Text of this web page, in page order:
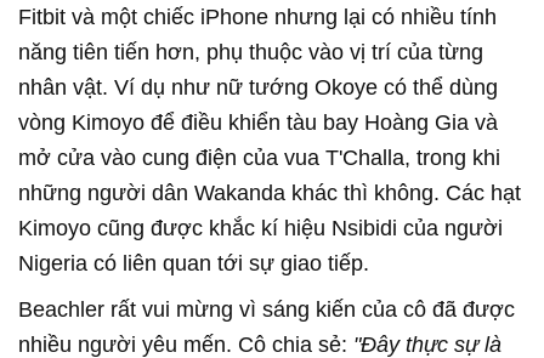
Fitbit và một chiếc iPhone nhưng lại có nhiều tính
năng tiên tiến hơn, phụ thuộc vào vị trí của từng
nhân vật. Ví dụ như nữ tướng Okoye có thể dùng
vòng Kimoyo để điều khiển tàu bay Hoàng Gia và
mở cửa vào cung điện của vua T'Challa, trong khi
những người dân Wakanda khác thì không. Các hạt
Kimoyo cũng được khắc kí hiệu Nsibidi của người
Nigeria có liên quan tới sự giao tiếp.
Beachler rất vui mừng vì sáng kiến của cô đã được
nhiều người yêu mến. Cô chia sẻ: "Đây thực sự là